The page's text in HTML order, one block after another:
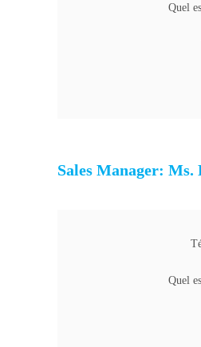
Quel
Sales Manager: Ms.
Quel